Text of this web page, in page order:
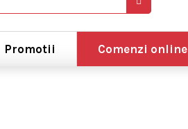
Promotii Comenzi online